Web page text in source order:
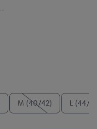
M (40/42) L (44/